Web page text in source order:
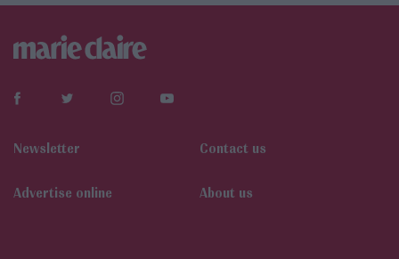
Newsletter Contact us
Αdvertise online About us